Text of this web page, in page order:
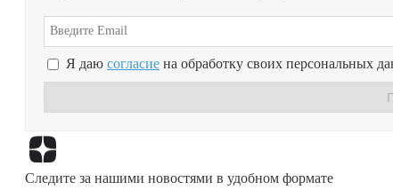
Я даю согласие на обработку своих персональных
Следите за нашими новостями в удобном формате